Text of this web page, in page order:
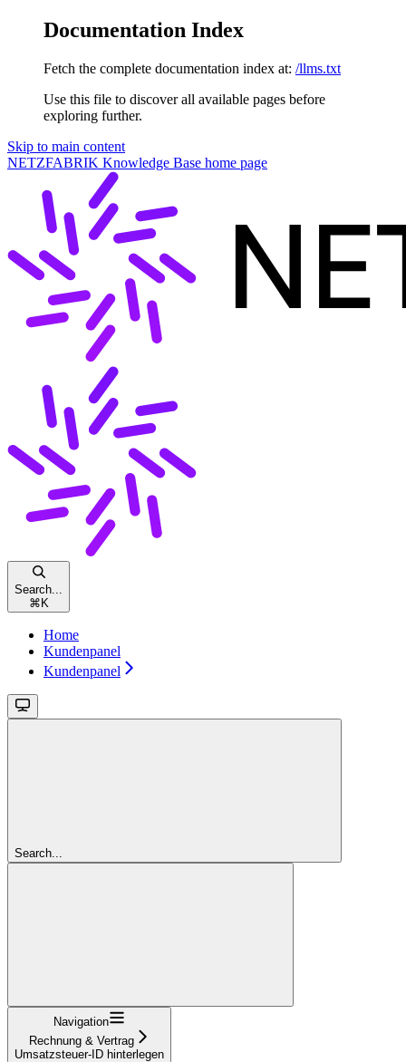
Documentation Index
Fetch the complete documentation index at: /llms.txt
Use this file to discover all available pages before
exploring further.
Skip to main content
NETZFABRIK Knowledge Base home page
Search...
⌘ K
Home
Kundenpanel
Kundenpanel
Search...
Navigation
Rechnung & Vertrag
Umsatzsteuer-ID hinterlegen